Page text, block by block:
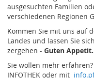
ausgesuchten Familien
verschiedenen Regionen
Kommen Sie mit uns auf
Landes und lassen Sie
zergehen - Guten Appetit.
Sie wollen mehr
INFOTHEK oder mit